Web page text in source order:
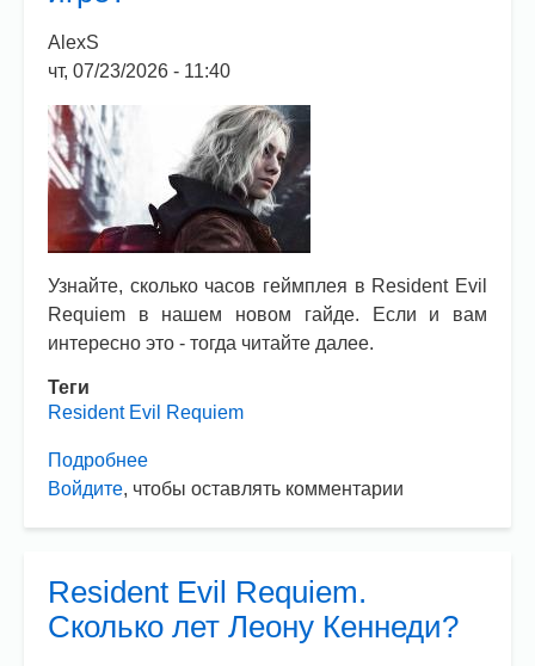
AlexS
чт, 07/23/2026 - 11:40
Узнайте, сколько часов геймплея в Resident Evil
Requiem в нашем новом гайде. Если и вам
интересно это - тогда читайте далее.
Теги
Resident Evil Requiem
Подробнее
Resident
часов
геймплея
Войдите, чтобы оставлять комментарии
Resident Evil Requiem.
Сколько лет Леону Кеннеди?